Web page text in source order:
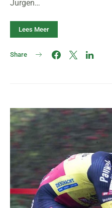
Jurgen…
Lees Meer
Share